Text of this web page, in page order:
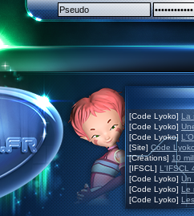
[Code Lyoko] La
[Code Lyoko]
[Code Lyoko]
[Site] Code
[Créations] 10
[IFSCL] L'IFSCL
[Code Lyoko] Un
[Code Lyoko] Le
[Code Lyoko]